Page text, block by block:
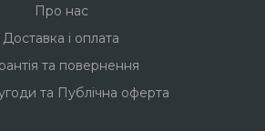
Про нас
Доставка і оплата
та повернення
та Публічна оферта